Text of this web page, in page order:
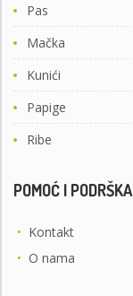
Pas
Mačka
Kunići
Papige
Ribe
POMOĆ I PODRŠKA
• Kontakt
• O nama